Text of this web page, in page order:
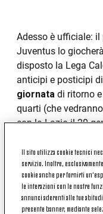
Adesso è ufficiale: il
Juventus lo
disposto la Lega
anticipi e posticipi
giornata di ritorno
quarti (che
con la Lazio il 20
Prendete carta e
orari nei quali la
prossimi mesi:
Il sito utilizza cookie tecnici
servizio. Inoltre,
cookie anche per fornirti
le interazioni con le nostre
annunci aderenti alle tue
presente banner, mediante